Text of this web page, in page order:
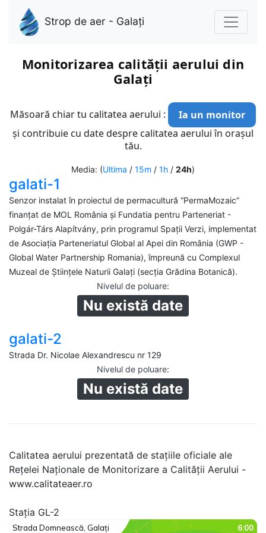
Strop de aer - Galați
Monitorizarea calității aerului din
Galați
Măsoară chiar tu calitatea aerului :
Ia un monitor
și contribuie cu date despre calitatea aerului în orașul
tău.
Media: (Ultima / 15m / 1h / 24h)
galati-1
Senzor instalat în proiectul de permacultură “PermaMozaic”
finanțat de MOL România și Fundatia pentru Parteneriat -
Polgár-Társ Alapítvány, prin programul Spații Verzi, implementat
de Asociația Parteneriatul Global al Apei din România (GWP -
Global Water Partnership Romania), împreună cu Complexul
Muzeal de Ştiinţele Naturii Galaţi (secția Grădina Botanică).
Nivelul de poluare:
Nu există date
galati-2
Strada Dr. Nicolae Alexandrescu nr 129
Nivelul de poluare:
Nu există date
Calitatea aerului prezentată de stațiile oficiale ale
Rețelei Naționale de Monitorizare a Calității Aerului -
www.calitateaer.ro
Stația GL-2